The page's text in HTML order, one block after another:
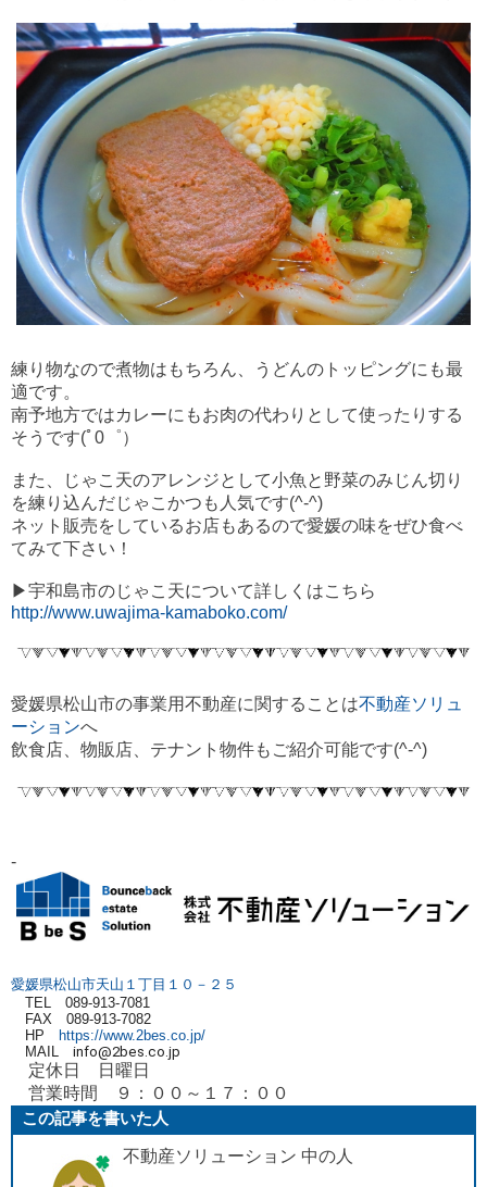
練り物なので煮物はもちろん、うどんのトッピングにも最
適です。
南予地方ではカレーにもお肉の代わりとして使ったりする
そうです(ﾟ0゜）
また、じゃこ天のアレンジとして小魚と野菜のみじん切り
を練り込んだじゃこかつも人気です(^-^)
ネット販売をしているお店もあるので愛媛の味をぜひ食べ
てみて下さい！
▶宇和島市のじゃこ天について詳しくはこちら
http://www.uwajima-kamaboko.com/
愛媛県松山市の事業用不動産に関することは不動産ソリュ
ーションへ
飲食店、物販店、テナント物件もご紹介可能です(^-^)
-
愛媛県松山市天山１丁目１０－２５
TEL 089-913-7081
FAX 089-913-7082
HP
https://www.2bes.co.jp/
MAIL info@2bes.co.jp
定休日 日曜日
営業時間 ９：００～１７：００
この記事を書いた人
不動産ソリューション 中の人